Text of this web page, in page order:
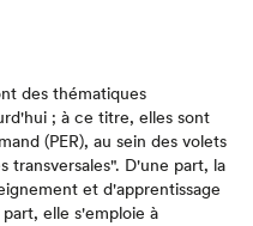
des thématiques
; à ce titre, elles sont
(PER), au sein des volets
transversales". D'une part, la
et d'apprentissage
elle s'emploie à